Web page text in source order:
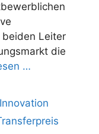
Leiter
die
…